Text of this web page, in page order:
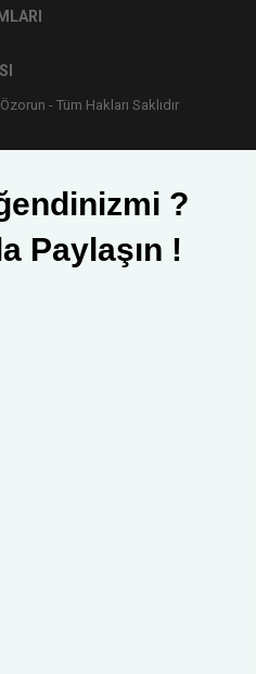
- Tüm Hakları Saklıdır
?
Paylaşın !